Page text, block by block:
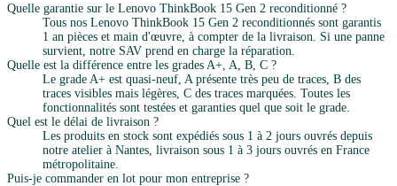
Quelle garantie sur le Lenovo ThinkBook 15 Gen 2 reconditionné ?
Tous nos Lenovo ThinkBook 15 Gen 2 reconditionnés sont garantis
1 an pièces et main d'œuvre, à compter de la livraison. Si une panne
survient, notre SAV prend en charge la réparation.
Quelle est la différence entre les grades A+, A, B, C ?
Le grade A+ est quasi-neuf, A présente très peu de traces, B des
traces visibles mais légères, C des traces marquées. Toutes les
fonctionnalités sont testées et garanties quel que soit le grade.
Quel est le délai de livraison ?
Les produits en stock sont expédiés sous 1 à 2 jours ouvrés depuis
notre atelier à Nantes, livraison sous 1 à 3 jours ouvrés en France
métropolitaine.
Puis-je commander en lot pour mon entreprise ?